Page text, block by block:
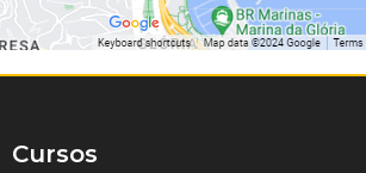
Cursos